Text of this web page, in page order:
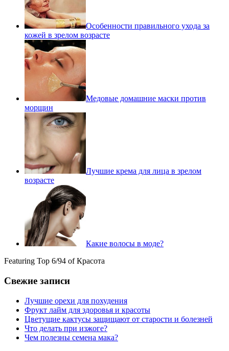
Особенности правильного ухода за
кожей в зрелом возрасте
Медовые домашние маски против
морщин
Лучшие крема для лица в зрелом
возрасте
Какие волосы в моде?
Featuring Top 6/94 of Красота
Свежие записи
Лучшие орехи для похудения
Фрукт лайм для здоровья и красоты
Цветущие кактусы защищают от старости и болезней
Что делать при изжоге?
Чем полезны семена мака?